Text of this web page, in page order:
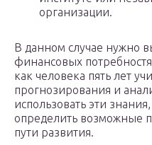
организации.
В данном случае нужно
финансовых
как человека пять лет
прогнозирования и
использовать эти
определить возможные
пути развития.